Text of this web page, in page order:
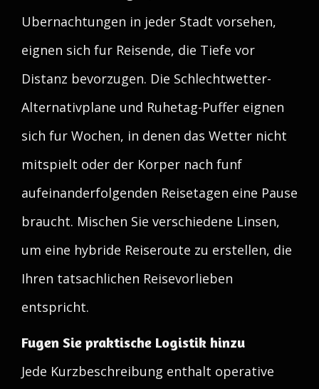
Ubernachtungen in jeder Stadt vorsehen,
eignen sich fur Reisende, die Tiefe vor
Distanz bevorzugen. Die Schlechtwetter-
Alternativplane und Ruhetag-Puffer eignen
sich fur Wochen, in denen das Wetter nicht
mitspielt oder der Korper nach funf
aufeinanderfolgenden Reisetagen eine Pause
braucht. Mischen Sie verschiedene Linsen,
um eine hybride Reiseroute zu erstellen, die
Ihren tatsachlichen Reisevorlieben
entspricht.
Fugen Sie praktische Logistik hinzu
Jede Kurzbeschreibung enthalt operative